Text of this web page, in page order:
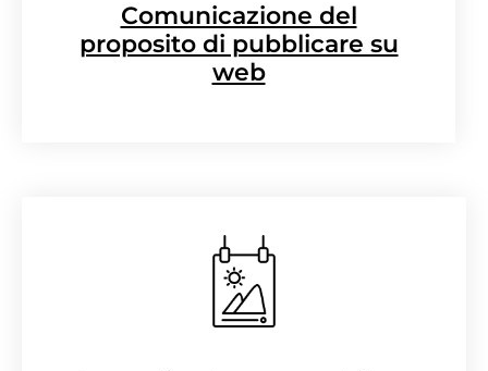
Comunicazione del
proposito di pubblicare su
web